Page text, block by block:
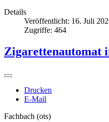
Details
Veröffentlicht: 16. Juli
Zugriffe: 464
Zigarettenautomat
Drucken
E-Mail
Fachbach (ots)